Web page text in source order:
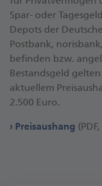
Spar- oder
Depots der
Postbank,
befinden bzw.
Bestandsgeld
aktuellem
2.500 Euro.
Preisaushang